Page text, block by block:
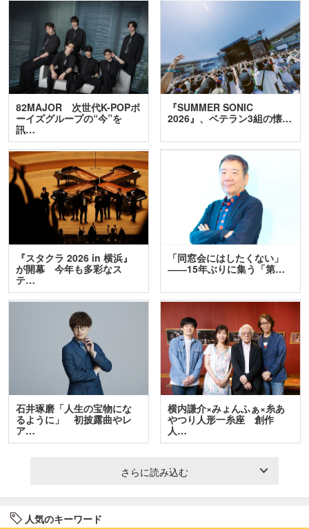
82MAJOR 次世代K-POPボ
ーイズグループの“今”を
訊…
『SUMMER SONIC
2026』、ベテラン3組の懐…
『スタクラ 2026 in 横浜』
が開幕 今年も多彩なス
テ…
「同窓会にはしたくない」
――15年ぶりに集う「第…
石井琢磨「人生の宝物にな
るように」 初披露曲やレ
ア…
横内謙介×みょんふぁ×糸あ
やつり人形一糸座 創作
人…
さらに読み込む
人気のキーワード